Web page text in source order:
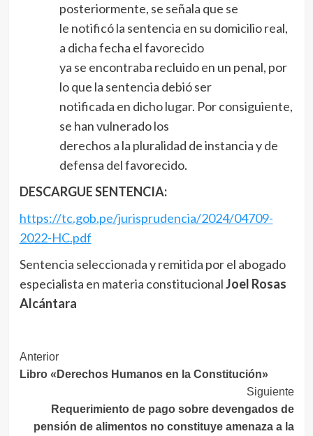
posteriormente, se señala que se
le notificó la sentencia en su domicilio real,
a dicha fecha el favorecido
ya se encontraba recluido en un penal, por
lo que la sentencia debió ser
notificada en dicho lugar. Por consiguiente,
se han vulnerado los
derechos a la pluralidad de instancia y de
defensa del favorecido.
DESCARGUE SENTENCIA:
https://tc.gob.pe/jurisprudencia/2024/04709-
2022-HC.pdf
Sentencia seleccionada y remitida por el abogado
especialista en materia constitucionalJoel Rosas
Alcántara
Navegación
de
entradas
Anterior
Libro «Derechos Humanos en la Constitución»
Siguiente
Requerimiento de pago sobre devengados de
pensión de alimentos no constituye amenaza a la